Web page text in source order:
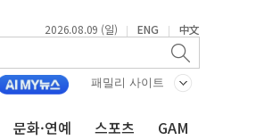
2026.08.09 (일) | ENG | 中文
패밀리 사이트
문화·연예 스포츠 GAM
통행 선제 제한
사 중